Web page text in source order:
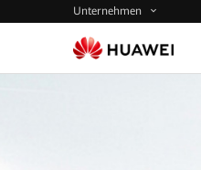
Unternehmen